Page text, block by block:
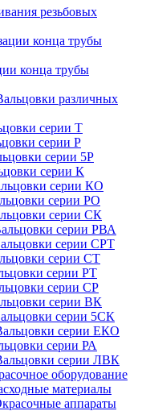
резьбовых
конца трубы
различных
серии Т
серии Р
серии 5Р
серии К
серии КО
серии РО
серии СК
серии РВА
серии СРТ
серии СТ
серии РТ
серии СР
серии ВК
серии 5СК
серии ЕКО
серии РА
серии ЛВК
оборудование
материалы
аппараты